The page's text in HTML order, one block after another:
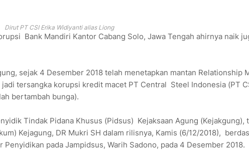
Dirut PT CSI Erika Widiyanti alias Liong
Bank Mandiri Kantor Cabang Solo, Jawa Tengah ahirnya naik
sejak 4 Desember 2018 telah menetapkan mantan Relationship
tersangka korupsi kredit macet PT Central Steel Indonesia (PT
bertambah bunga).
Tindak Pidana Khusus (Pidsus) Kejaksaan Agung (Kejakgung),
Kejagung, DR Mukri SH dalam rilisnya, Kamis (6/12/2018),
pada Jampidsus, Warih Sadono, pada 4 Desember 2018.